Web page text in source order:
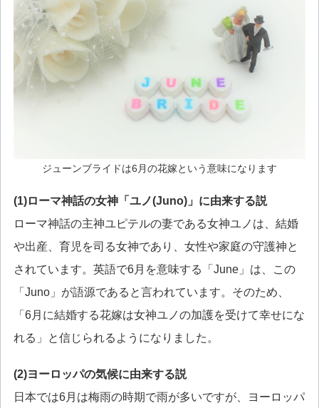
ジューンブライドは6月の花嫁という意味になります
(1)ローマ神話の女神「ユノ(Juno)」に由来する説
ローマ神話の主神ユピテルの妻である女神ユノは、結婚
や出産、育児を司る女神であり、女性や家庭の守護神と
されています。英語で6月を意味する「June」は、この
「Juno」が語源であると言われています。そのため、
「6月に結婚する花嫁は女神ユノの加護を受けて幸せにな
れる」と信じられるようになりました。
(2)ヨーロッパの気候に由来する説
日本では6月は梅雨の時期で雨が多いですが、ヨーロッパ